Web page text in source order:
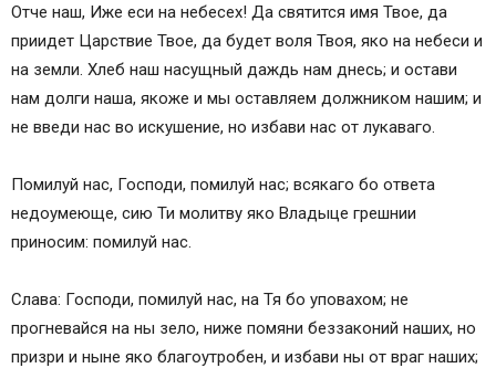
Отче наш, Иже еси на небесех! Да святится имя Твое, да
приидет Царствие Твое, да будет воля Твоя, яко на небеси и
на земли. Хлеб наш насущный даждь нам днесь; и остави
нам долги наша, якоже и мы оставляем должником нашим; и
не введи нас во искушение, но избави нас от лукаваго.
Помилуй нас, Господи, помилуй нас; всякаго бо ответа
недоумеюще, сию Ти молитву яко Владыце грешнии
приносим: помилуй нас.
Слава: Господи, помилуй нас, на Тя бо уповахом; не
прогневайся на ны зело, ниже помяни беззаконий наших, но
призри и ныне яко благоутробен, и избави ны от враг наших;